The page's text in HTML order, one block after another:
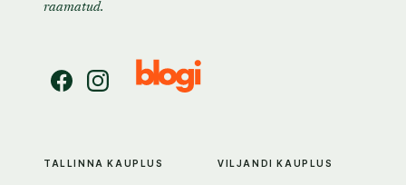
raamatud.
TALLINNA KAUPLUS VILJANDI KAUPLUS